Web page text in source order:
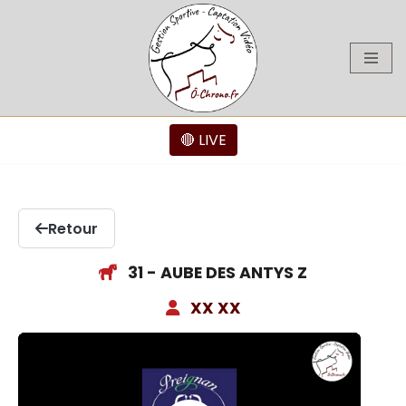
🔴 LIVE
Retour
31 - AUBE DES ANTYS Z
XX XX